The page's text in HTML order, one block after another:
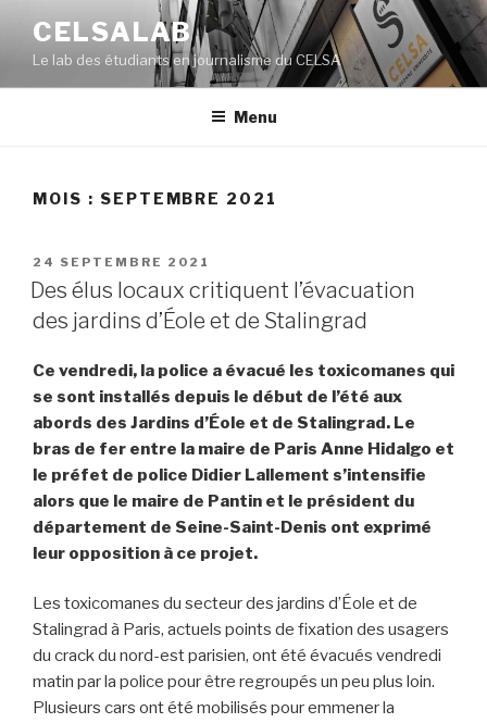
contenu
principal
CELSALAB
Le lab des étudiants en journalisme du CELSA
Menu
MOIS : SEPTEMBRE 2021
PUBLIÉ
LE
24 SEPTEMBRE 2021
Des élus locaux critiquent l’évacuation
des jardins d’Éole et de Stalingrad
Ce vendredi, la police a évacué les toxicomanes qui
se sont installés depuis le début de l’été aux
abords des Jardins d’Éole et de Stalingrad. Le
bras de fer entre la maire de Paris Anne Hidalgo et
le préfet de police Didier Lallement s’intensifie
alors que le maire de Pantin et le président du
département de Seine-Saint-Denis ont exprimé
leur opposition à ce projet.
Les toxicomanes du secteur des jardins d’Éole et de
Stalingrad à Paris, actuels points de fixation des usagers
du crack du nord-est parisien, ont été évacués vendredi
matin par la police pour être regroupés un peu plus loin.
Plusieurs cars ont été mobilisés pour emmener la